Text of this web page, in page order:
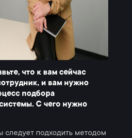
что к вам сейчас
и вам нужно
подбора
С чего нужно
следует подходить методом